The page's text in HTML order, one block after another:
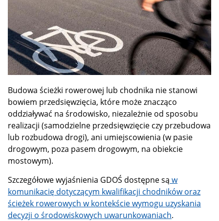
Budowa ścieżki rowerowej lub chodnika nie stanowi
bowiem przedsięwzięcia, które może znacząco
oddziaływać na środowisko, niezależnie od sposobu
realizacji (samodzielne przedsięwzięcie czy przebudowa
lub rozbudowa drogi), ani umiejscowienia (w pasie
drogowym, poza pasem drogowym, na obiekcie
mostowym).
Szczegółowe wyjaśnienia GDOŚ dostępne są w
komunikacię dotyczącym kwalifikacji chodników oraz
ścieżek rowerowych w kontekście wymogu uzyskania
decyzji o środowiskowych uwarunkowaniach.